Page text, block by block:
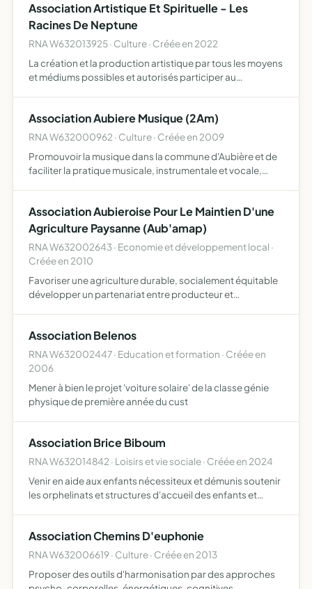
dilige…
Association Artistique Et Spirituelle - Les
Racines De Neptune
RNA W632013925 · Culture · Créée en 2022
La création et la production artistique par tous les moyens
et médiums possibles et autorisés participer au
spiritualité mett…
Association Aubiere Musique (2Am)
RNA W632000962 · Culture · Créée en 2009
Promouvoir la musique dans la commune d'Aubière et de
faciliter la pratique musicale, instrumentale et vocale,
Association Aubieroise Pour Le Maintien D'une
Agriculture Paysanne (Aub'amap)
RNA W632002643 · Economie et développement local ·
Créée en 2010
Favoriser une agriculture durable, socialement équitable
développer un partenariat entre producteur et
et…
Association Belenos
RNA W632002447 · Education et formation · Créée en
2006
Mener à bien le projet 'voiture solaire' de la classe génie
physique de première année du cust
Association Brice Biboum
RNA W632014842 · Loisirs et vie sociale · Créée en 2024
Venir en aide aux enfants nécessiteux et démunis soutenir
les orphelinats et structures d'accueil des enfants et
o…
Association Chemins D'euphonie
RNA W632006619 · Culture · Créée en 2013
Proposer des outils d'harmonisation par des approches